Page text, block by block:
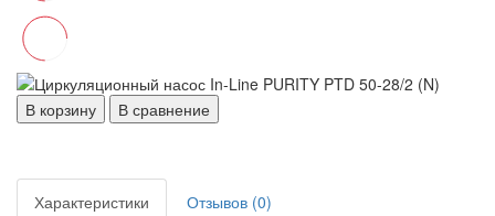
В корзину В сравнение
Характеристики
Отзывов (0)